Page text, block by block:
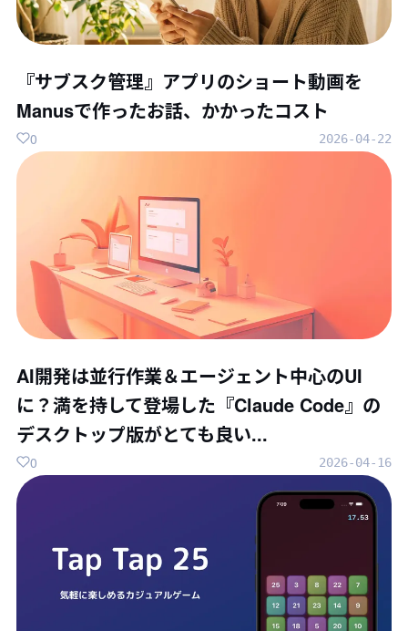
『サブスク管理』アプリのショート動画を
Manusで作ったお話、かかったコスト
2026-04-22
0
AI開発は並行作業＆エージェント中心のUI
に？満を持して登場した『Claude Code』の
デスクトップ版がとても良い...
2026-04-16
0